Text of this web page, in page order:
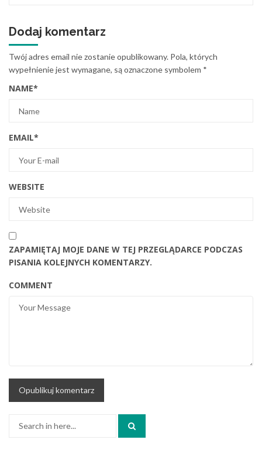
Dodaj komentarz
Twój adres email nie zostanie opublikowany. Pola, których
wypełnienie jest wymagane, są oznaczone symbolem *
NAME*
EMAIL*
WEBSITE
ZAPAMIĘTAJ MOJE DANE W TEJ PRZEGLĄDARCE PODCZAS
PISANIA KOLEJNYCH KOMENTARZY.
COMMENT